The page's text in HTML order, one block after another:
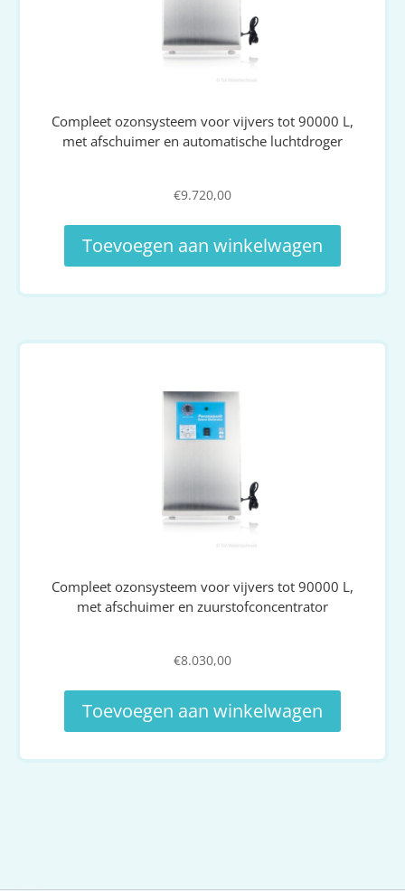
Compleet ozonsysteem voor vijvers tot 90000 L,
met afschuimer en automatische luchtdroger
€9.720,00
Toevoegen aan winkelwagen
Compleet ozonsysteem voor vijvers tot 90000 L,
met afschuimer en zuurstofconcentrator
€8.030,00
Toevoegen aan winkelwagen